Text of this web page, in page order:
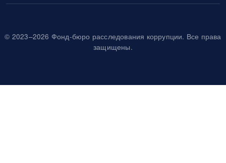
© 2023–2026 Фонд-бюро расследования коррупции. Все права
защищены.